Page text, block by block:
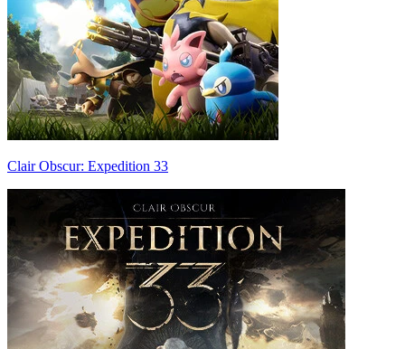
Clair Obscur: Expedition 33